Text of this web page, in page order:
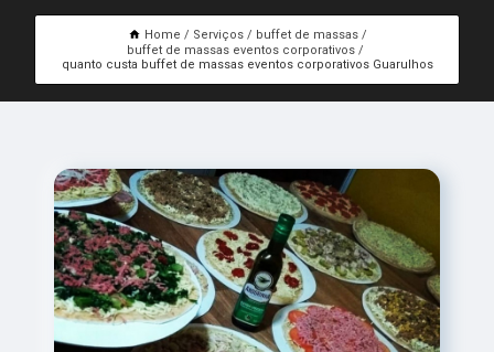
Home Serviços
buffet de massas
buffet de massas eventos corporativos
quanto custa buffet de massas eventos corporativos Guarulhos